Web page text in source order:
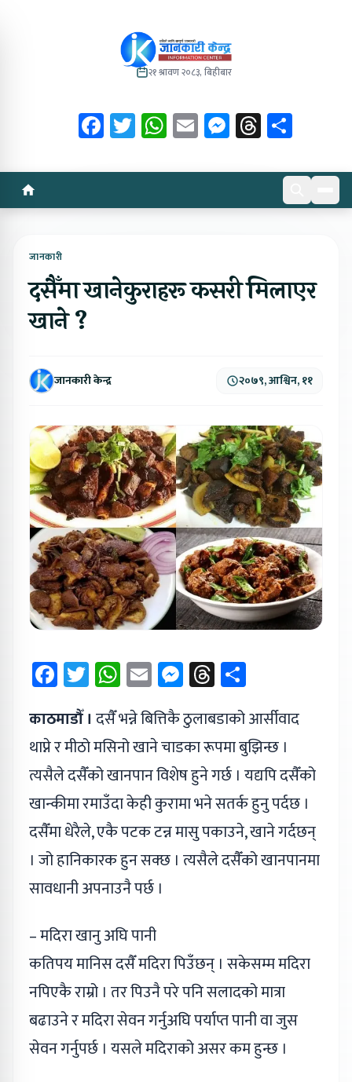
२१ श्रावण २०८३, बिहीबार
Facebook
Twitter
WhatsApp
EmailMessenger
Threads
जानकारी
दसैँमा खानेकुराहरू कसरी मिलाएर
खाने ?
जानकारी केन्द्र २०७९, आश्विन, ११
Facebook
Twitter
WhatsApp
EmailMessenger
Threads
काठमाडौँ । दसैँ भन्ने बित्तिकै ठुलाबडाको आर्सीवाद
थाप्ने र मीठो मसिनो खाने चाडका रूपमा बुझिन्छ ।
त्यसैले दसैँको खानपान विशेष हुने गर्छ । यद्यपि दसैँको
खान्कीमा रमाउँदा केही कुरामा भने सतर्क हुनु पर्दछ ।
दसैँमा धेरैले, एकै पटक टन्न मासु पकाउने, खाने गर्दछन्
। जो हानिकारक हुन सक्छ । त्यसैले दसैँको खानपानमा
सावधानी अपनाउनै पर्छ ।
– मदिरा खानु अघि पानी
कतिपय मानिस दसैँ मदिरा पिउँछन् । सकेसम्म मदिरा
नपिएकै राम्रो । तर पिउनै परे पनि सलादको मात्रा
बढाउने र मदिरा सेवन गर्नुअघि पर्याप्त पानी वा जुस
सेवन गर्नुपर्छ । यसले मदिराको असर कम हुन्छ ।